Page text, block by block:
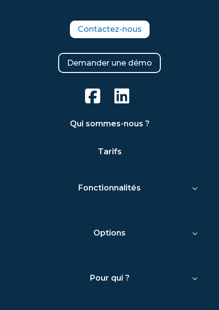
Contactez-nous
Demander une démo
Qui sommes-nous ?
Tarifs
Fonctionnalités
Options
Pour qui ?